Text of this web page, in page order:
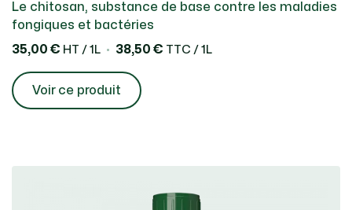
Le chitosan, substance de base contre les maladies
fongiques et bactéries
35,00 € HT / 1L 38,50 € TTC / 1L
Voir ce produit